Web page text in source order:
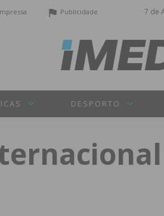
7 de
Publicidade
DESPORTO